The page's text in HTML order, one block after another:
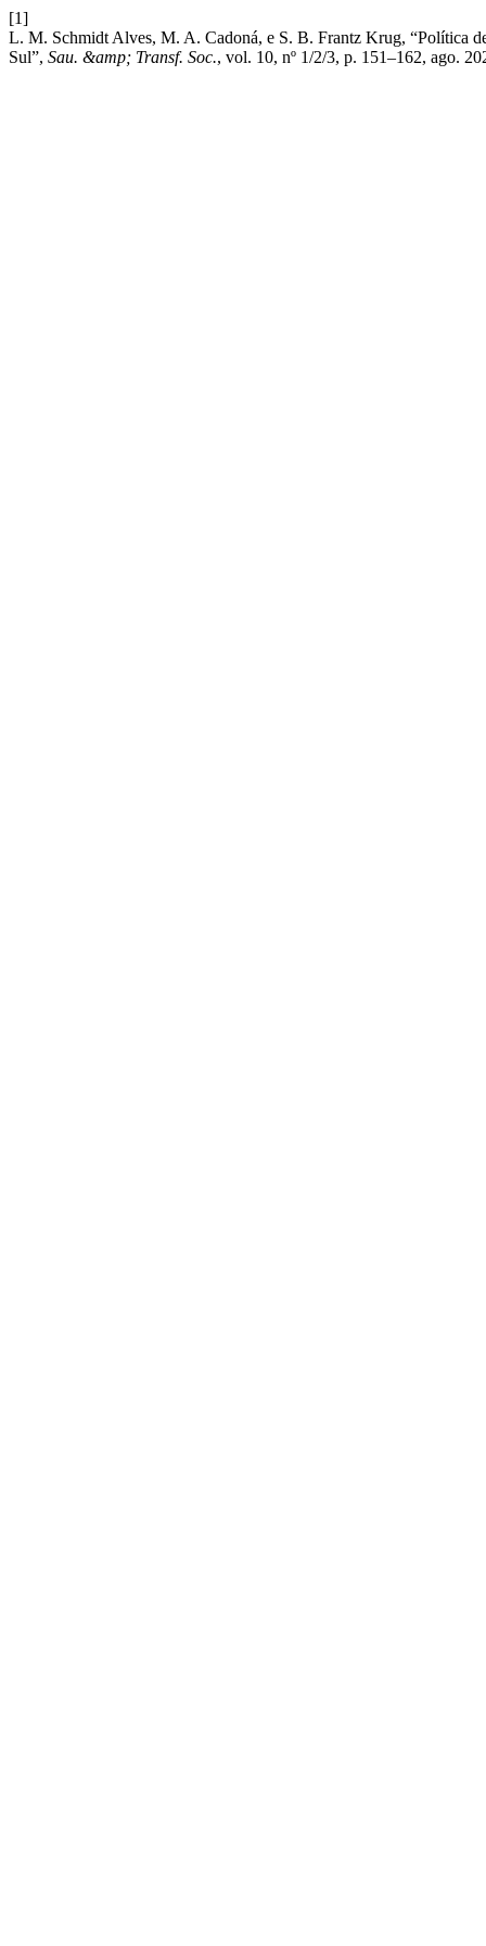
[1]
L. M. Schmidt Alves, M. A. Cadoná, e S. B. Frantz Krug, “Política
Sul”, Sau. &amp; Transf. Soc., vol. 10, nº 1/2/3, p. 151–162, ago.